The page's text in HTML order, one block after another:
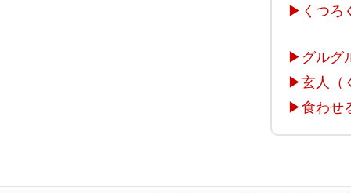
▶ くつろ
▶ グルグ
▶玄人（
▶食わせ